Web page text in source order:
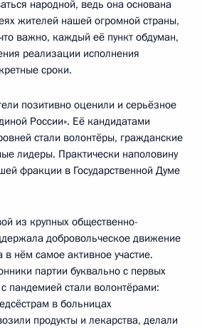
народной, ведь она основана
жителей нашей огромной страны,
важно, каждый её пункт обдуман,
реализации исполнения
сроки.
позитивно оценили и серьёзное
России». Её кандидатами
стали волонтёры, гражданские
лидеры. Практически наполовину
фракции в Государственной Думе
из крупных общественно-
добровольческое движение
нём самое активное участие.
партии буквально с первых
пандемией стали волонтёрами:
в больницах
продукты и лекарства, делали